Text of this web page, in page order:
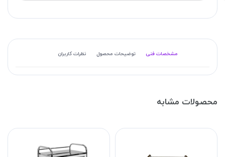
مشخصات فنی توضیحات محصول نظرات کاربران
محصولات مشابه